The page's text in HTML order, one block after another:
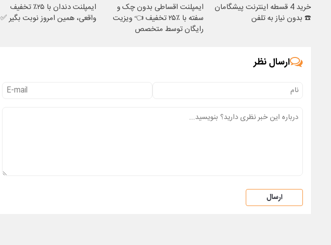
خرید 4 قسطه اینترنت پیشگامان
☎️ بدون نیاز به تلفن
ایمپلنت اقساطی بدون چک و
سفته با ٪۲۵ تخفیف 👈 ویزیت
رایگان توسط متخصص
ایمپلنت دندان با ۲۵٪ تخفیف
واقعی، همین امروز نوبت بگیر ✅
ارسال نظر
ارسال